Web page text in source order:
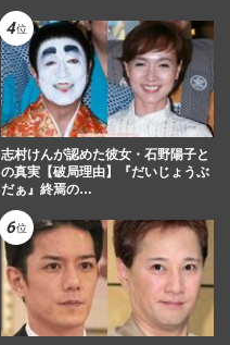
志村けんが認めた彼女・石野陽子と
の真実【破局理由】『だいじょうぶ
だぁ』終焉の…